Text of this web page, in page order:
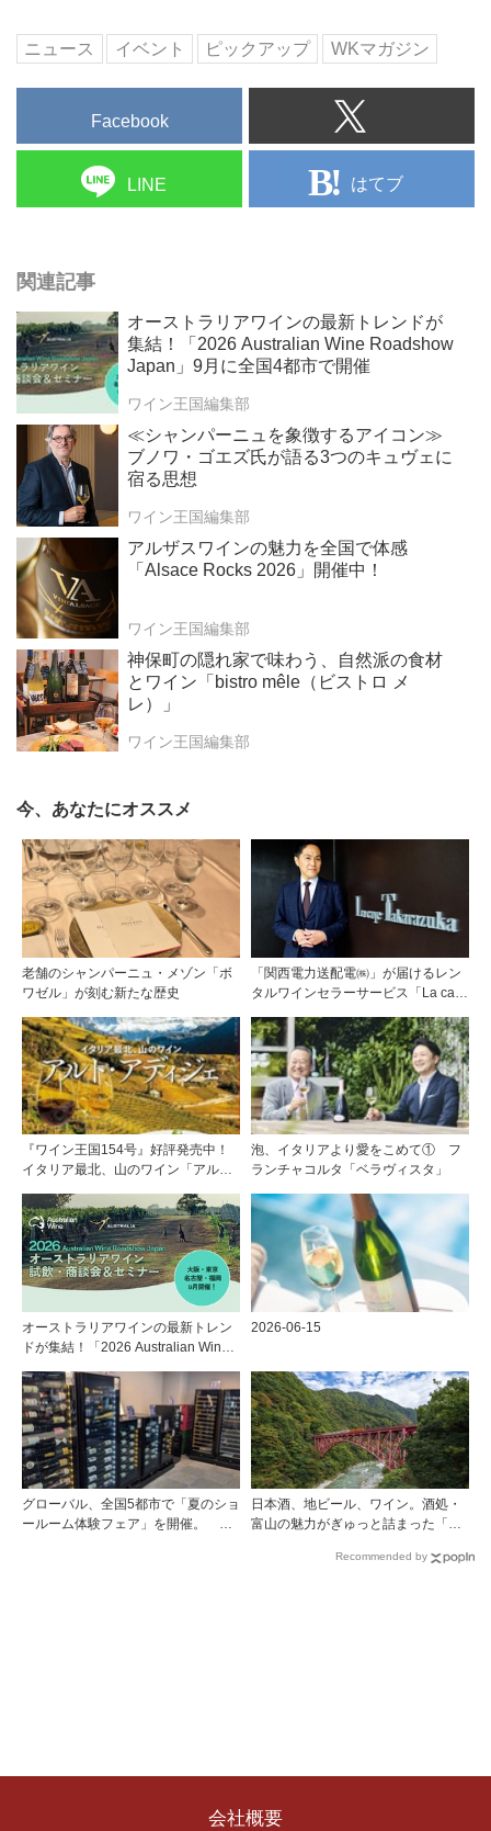
ニュース イベント ピックアップ WKマガジン
Facebook
LINE はてブ
関連記事
オーストラリアワインの最新トレンドが
集結！「2026 Australian Wine Roadshow
Japan」9月に全国4都市で開催
ワイン王国編集部
≪シャンパーニュを象徴するアイコン≫
ブノワ・ゴエズ氏が語る3つのキュヴェに
宿る思想
ワイン王国編集部
アルザスワインの魅力を全国で体感
「Alsace Rocks 2026」開催中！
ワイン王国編集部
神保町の隠れ家で味わう、自然派の食材
とワイン「bistro mêle（ビストロ メ
レ）」
ワイン王国編集部
今、あなたにオススメ
老舗のシャンパーニュ・メゾン「ボ
ワゼル」が刻む新たな歴史
「関西電力送配電㈱」が届けるレン
タルワインセラーサービス「La cave
ェフソムリエの塚元 晃氏が初訪問！
『ワイン王国154号』好評発売中！
イタリア最北、山のワイン「アル
エが偏愛するシャンパーニュ」第二
特集「この夏の主役！ ナチュラルな
ロゼワイン」
泡、イタリアより愛をこめて① フ
ランチャコルタ「ベラヴィスタ」
オーストラリアワインの最新トレン
ドが集結！「2026 Australian Wine
で開催
2026-06-15
グローバル、全国5都市で「夏のショ
ールーム体験フェア」を開催。 ワ
日本酒、地ビール、ワイン。酒処・
富山の魅力がぎゅっと詰まった「黒
Recommended by
会社概要